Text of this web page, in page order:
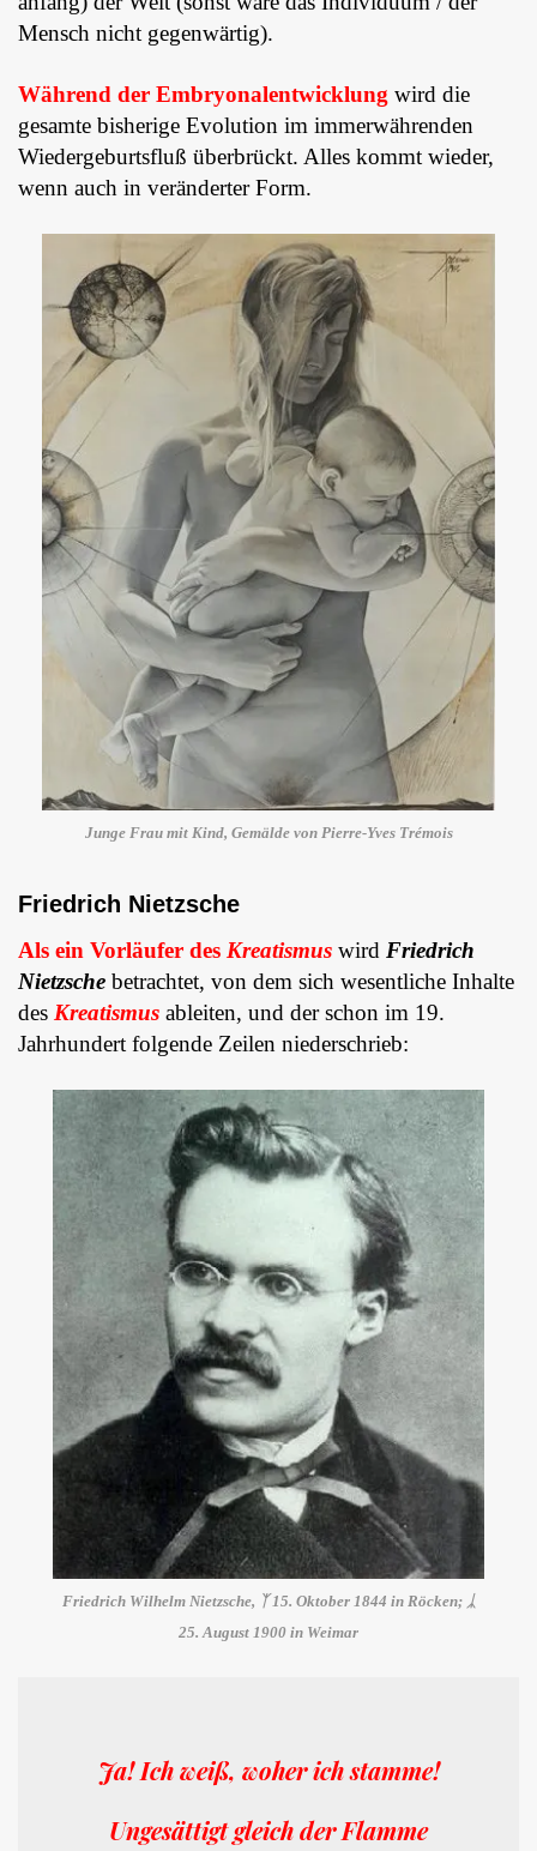
Mensch nicht gegenwärtig).
Während der Embryonalentwicklung wird die
gesamte bisherige Evolution im immerwährenden
Wiedergeburtsfluß überbrückt. Alles kommt wieder,
wenn auch in veränderter Form.
Junge Frau mit Kind, Gemälde von Pierre-Yves Trémois
Friedrich Nietzsche
Als ein Vorläufer des Kreatismus wird Friedrich
Nietzsche betrachtet, von dem sich wesentliche Inhalte
des Kreatismus ableiten, und der schon im 19.
Jahrhundert folgende Zeilen niederschrieb:
Friedrich Wilhelm Nietzsche, ᛉ 15. Oktober 1844 in Röcken; ᛣ
25. August 1900 in Weimar
Ja! Ich weiß, woher ich stamme!
Ungesättigt gleich der Flamme